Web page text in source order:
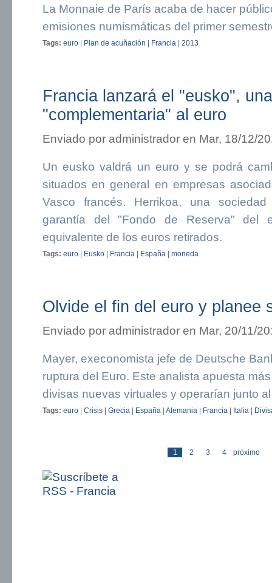
La Monnaie de París acaba de hacer
emisiones numismáticas del primer
Tags: euro Plan de acuñación Francia 2013
Francia lanzará el "eusko",
"complementaria" al euro
Enviado por administrador en Mar, 18/12/
Un eusko valdrá un euro y se podrá
situados en general en empresas
Vasco francés. Herrikoa, una
garantía del "Fondo de Reserva" del
equivalente de los euros retirados.
Tags: euro Eusko Francia España moneda
Olvide el fin del euro y planee
Enviado por administrador en Mar, 20/11/
Mayer, execonomista jefe de Deutsche
ruptura del Euro. Este analista apuesta
divisas nuevas virtuales y operarían junto
Tags: euro Crisis Grecia España Alemania Francia Italia
1 2 3 4 próximo